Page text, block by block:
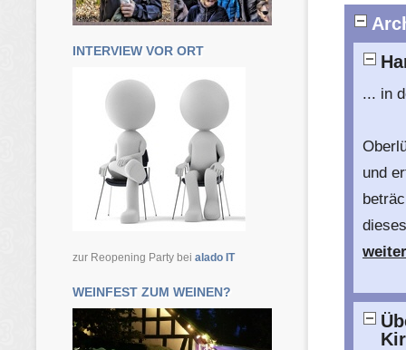
INTERVIEW VOR ORT
zur Reopening Party bei alado IT
WEINFEST ZUM WEINEN?
... in
und